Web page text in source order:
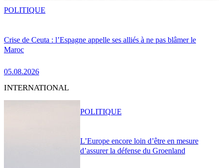
Crise de Ceuta : l’Espagne appelle ses alliés à ne pas blâmer le
Maroc
05.08.2026
POLITIQUE
INTERNATIONAL
L’Europe encore loin d’être en mesure
d’assurer la défense du Groenland
POLITIQUE